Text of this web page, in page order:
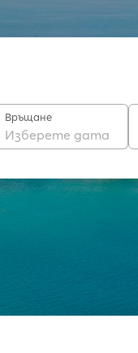
Връщане
Изберете дата